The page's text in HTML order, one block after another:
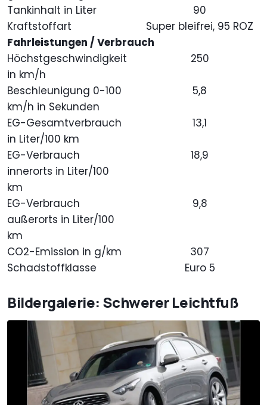
Tankinhalt in Liter
90
Kraftstoffart
Super bleifrei, 95 ROZ
Fahrleistungen / Verbrauch
Höchstgeschwindigkeit
in km/h
250
Beschleunigung 0-100
km/h in Sekunden
5,8
EG-Gesamtverbrauch
in Liter/100 km
13,1
EG-Verbrauch
innerorts in Liter/100
km
18,9
EG-Verbrauch
außerorts in Liter/100
km
9,8
CO2-Emission in g/km
307
Schadstoffklasse
Euro 5
Bildergalerie: Schwerer Leichtfuß